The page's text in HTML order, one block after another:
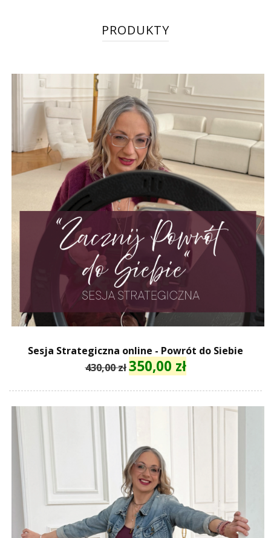
PRODUKTY
Sesja Strategiczna online - Powrót do Siebie
430,00zł Pierwotna
350,00 złAktualna
350,00 zł.